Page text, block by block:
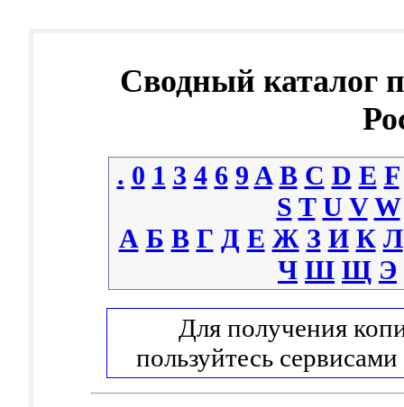
Сводный каталог
. 0 1 3 4 6 9 A B C D E F
S T U V W
А Б В Г Д Е Ж З И К Л
Ч Ш Щ Э
Для получения
пользуйтесь сервисами